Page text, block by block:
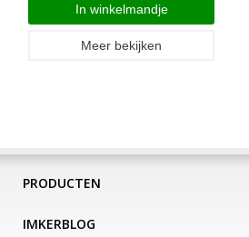
In winkelmandje
Meer bekijken
PRODUCTEN
IMKERBLOG